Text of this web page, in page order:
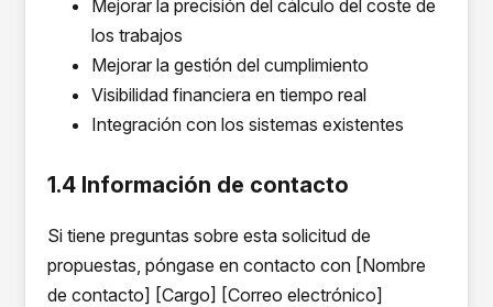
Mejorar la precisión del cálculo del coste de
los trabajos
Mejorar la gestión del cumplimiento
Visibilidad financiera en tiempo real
Integración con los sistemas existentes
1.4 Información de contacto
Si tiene preguntas sobre esta solicitud de
propuestas, póngase en contacto con [Nombre
de contacto] [Cargo] [Correo electrónico]